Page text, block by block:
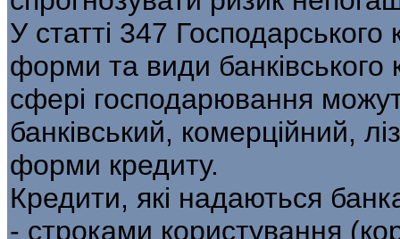
У статті 347 Господарського
форми та види банківського
сфері господарювання
банківський, комерційний,
форми кредиту.
Кредити, які надаються
- строками користування